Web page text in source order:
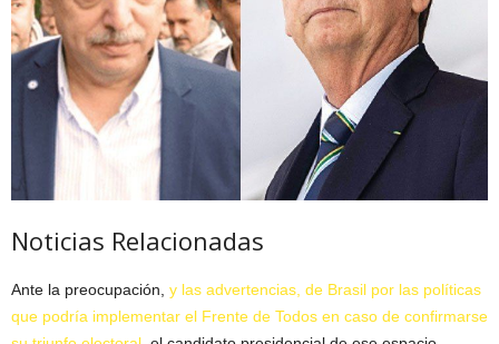
Noticias Relacionadas
Ante la preocupación, y las advertencias, de Brasil por las políticas
que podría implementar el Frente de Todos en caso de confirmarse